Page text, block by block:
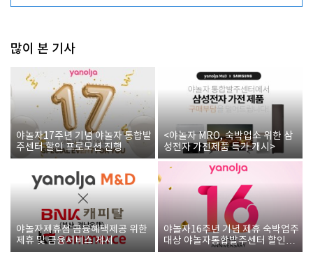
많이 본 기사
야놀자17주년 기념 야놀자 통합발
주센터 할인 프로모션 진행
<야놀자 MRO, 숙박업소 위한 삼
성전자 가전제품 특가 개시>
야놀자제휴점 금융혜택제공 위한
제휴 및 금융서비스 게시
야놀자16주년 기념 제휴 숙박업주
대상 야놀자통합발주센터 할인쿠
폰 증정